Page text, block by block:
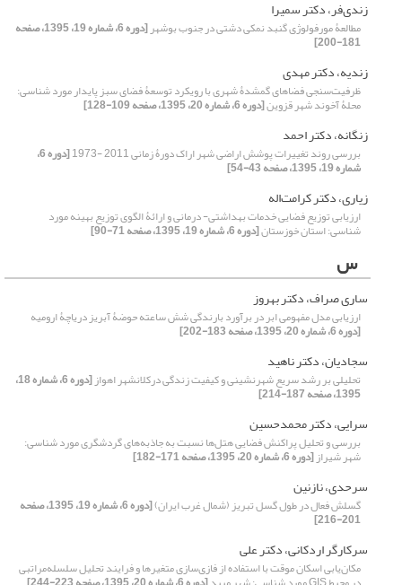
زندی‌فر، دکتر سمیرا
مطالعۀ مورفولوژی گنبد نمکی دشتی در جنوب بوشهر [دوره 6، شماره 19، 1395، صفحه
181-200]
زندیه، دکتر مهدی
ظرفیت‌سنجی فضاهای گمشدۀ شهری با رویکرد توسعۀ فضای سبز پایدار مورد شناسی:
محلۀ آخوند شهر قزوین[دوره 6، شماره 20، 1395، صفحه 109-128]
زنگانه، دکتر احمد
بررسی روند تغییرات پوشش اراضی شهر اراک دورۀ زمانی 2011 -1973 [دوره 6،
شماره 19، 1395، صفحه 43-54]
زیاری، دکتر کرامت‌اله
ارزیابی توزیع فضایی خدمات بهداشتی- درمانی و ارائۀ الگوی توزیع بهینه مورد
شناسی: استان خوزستان[دوره 6، شماره 19، 1395، صفحه 71-90]
س
ساری صراف، دکتر بهروز
ارزیابی مدل مفهومی ابر در برآورد بارندگی شش ساعته حوضۀ آبریز دریاچۀ ارومیه
[دوره 6، شماره 20، 1395، صفحه 183-202]
سجادیان، دکتر ناهید
تحلیلی بر رشد سریع شهرنشینی و کیفیت زندگی درکلانشهر اهواز [دوره 6، شماره 18،
1395، صفحه 187-214]
سرایی، دکتر محمدحسین
بررسی و تحلیل پراکنش فضایی هتل‌ها نسبت به جاذبه‌های گردشگری مورد شناسی:
شهر شیراز[دوره 6، شماره 20، 1395، صفحه 171-182]
سرحدی، نازنین
گسلش فعال در طول گسل تبریز (شمال غرب ایران) [دوره 6، شماره 19، 1395، صفحه
201-216]
سرکارگر اردکانی، دکتر علی
مکان‌یابی اسکان موقت با استفاده از فازی‌سازی متغیرها و فرایند تحلیل سلسله‌مراتبی